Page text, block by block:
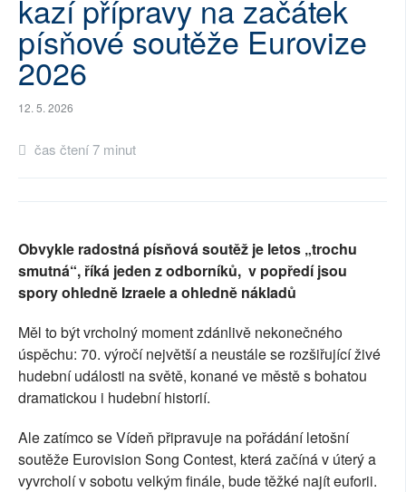
SOCIÁLNÍ SÍTĚ
RUBRIKY
PLNÁ VERZE STRÁNEK
kazí přípravy na začátek
písňové soutěže Eurovize
2026
12. 5. 2026
čas čtení 7 minut
Obvykle radostná písňová soutěž je letos „trochu
smutná“, říká jeden z odborníků, v popředí jsou
spory ohledně Izraele a ohledně nákladů
Měl to být vrcholný moment zdánlivě nekonečného
úspěchu: 70. výročí největší a neustále se rozšiřující živé
hudební události na světě, konané ve městě s bohatou
dramatickou i hudební historií.
Ale zatímco se Vídeň připravuje na pořádání letošní
soutěže Eurovision Song Contest, která začíná v úterý a
vyvrcholí v sobotu velkým finále, bude těžké najít euforii.